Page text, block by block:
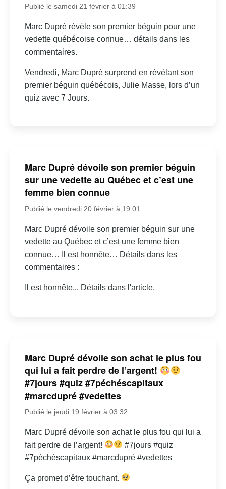
Publié le samedi 21 février à 01:39
Marc Dupré révèle son premier béguin pour une
vedette québécoise connue… détails dans les
commentaires.
Vendredi, Marc Dupré surprend en révélant son
premier béguin québécois, Julie Masse, lors d’un
quiz avec 7 Jours.
Marc Dupré dévoile son premier béguin
sur une vedette au Québec et c’est une
femme bien connue
Publié le vendredi 20 février à 19:01
Marc Dupré dévoile son premier béguin sur une
vedette au Québec et c’est une femme bien
connue… Il est honnête… Détails dans les
commentaires :
Il est honnête... Détails dans l'article.
Marc Dupré dévoile son achat le plus fou
qui lui a fait perdre de l’argent!
#7jours #quiz #7péchéscapitaux
#marcdupré #vedettes
Publié le jeudi 19 février à 03:32
Marc Dupré dévoile son achat le plus fou qui lui a
fait perdre de l’argent!
#7jours #quiz
#7péchéscapitaux #marcdupré #vedettes
Ça promet d’être touchant.